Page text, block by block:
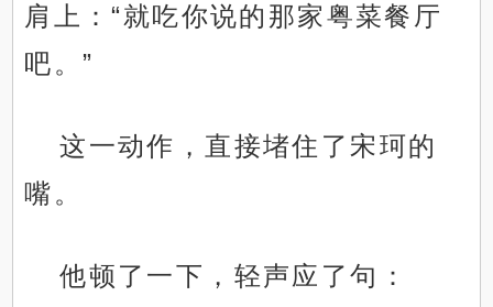
肩上：“就吃你说的那家粤菜餐厅
吧。”
这一动作，直接堵住了宋珂的
嘴。
他顿了一下，轻声应了句：